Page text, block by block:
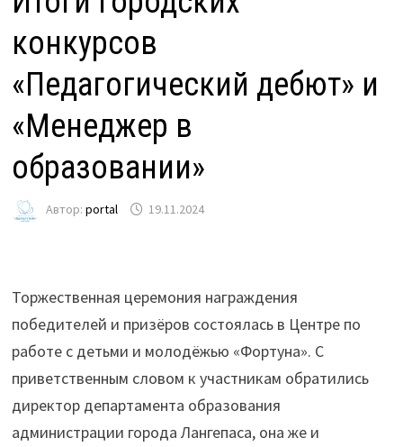
конкурсов
«Педагогический дебют» и
«Менеджер в
образовании»
Автор: portal 19.11.2024
Торжественная церемония награждения
победителей и призёров состоялась в Центре по
работе с детьми и молодёжью «Фортуна». С
приветственным словом к участникам обратились
директор департамента образования
администрации города Лангепаса, она же и